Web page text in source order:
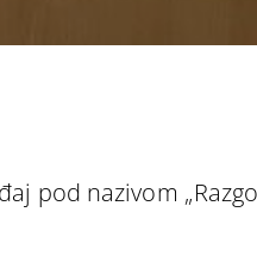
pod nazivom